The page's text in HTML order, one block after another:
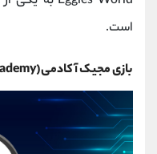
است.
بازی مجیک آکادمی(Magic Academy)